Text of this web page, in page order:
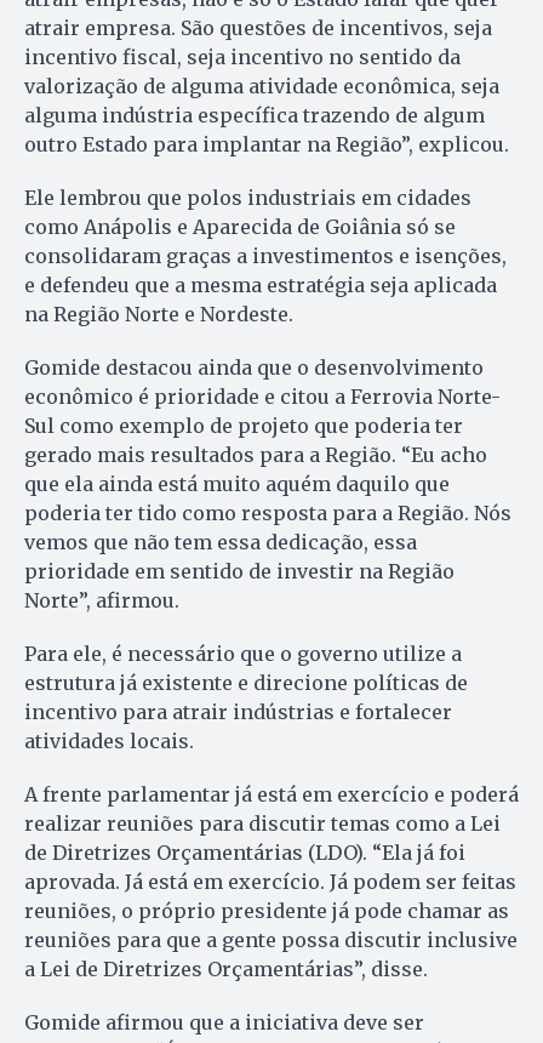
atrair empresa. São questões de incentivos, seja
incentivo fiscal, seja incentivo no sentido da
valorização de alguma atividade econômica, seja
alguma indústria específica trazendo de algum
outro Estado para implantar na Região”, explicou.
Ele lembrou que polos industriais em cidades
como Anápolis e Aparecida de Goiânia só se
consolidaram graças a investimentos e isenções,
e defendeu que a mesma estratégia seja aplicada
na Região Norte e Nordeste.
Gomide destacou ainda que o desenvolvimento
econômico é prioridade e citou a Ferrovia Norte-
Sul como exemplo de projeto que poderia ter
gerado mais resultados para a Região. “Eu acho
que ela ainda está muito aquém daquilo que
poderia ter tido como resposta para a Região. Nós
vemos que não tem essa dedicação, essa
prioridade em sentido de investir na Região
Norte”, afirmou.
Para ele, é necessário que o governo utilize a
estrutura já existente e direcione políticas de
incentivo para atrair indústrias e fortalecer
atividades locais.
A frente parlamentar já está em exercício e poderá
realizar reuniões para discutir temas como a Lei
de Diretrizes Orçamentárias (LDO). “Ela já foi
aprovada. Já está em exercício. Já podem ser feitas
reuniões, o próprio presidente já pode chamar as
reuniões para que a gente possa discutir inclusive
a Lei de Diretrizes Orçamentárias”, disse.
Gomide afirmou que a iniciativa deve ser